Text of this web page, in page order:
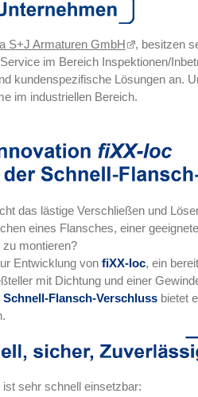
S+J Armaturen GmbH
, besitzen
im Bereich Inspektionen/
kundenspezifische Lösungen an.
im industriellen Bereich.
das lästige Verschließen und
eines Flansches, einer
montieren?
Entwicklung von fiXX-loc, ein
mit Dichtung und einer
Flansch-Verschluss bietet
ist sehr schnell einsetzbar: